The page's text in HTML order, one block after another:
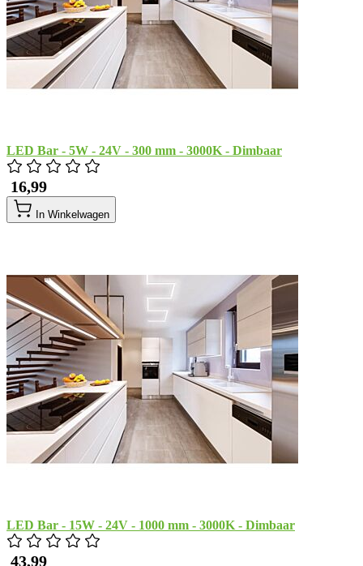
LED Bar - 5W - 24V - 300 mm - 3000K - Dimbaar
​ 16,99
In Winkelwagen
LED Bar - 15W - 24V - 1000 mm - 3000K - Dimbaar
​ 43,99